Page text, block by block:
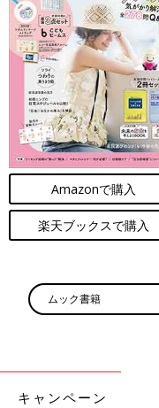
Amazonで購入
楽天ブックスで購入
ムック書籍
キャンペーン